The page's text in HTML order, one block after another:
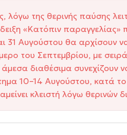
λόγω της θερινής παύσης
«Κατόπιν
31 Αυγούστου θα αρχίσουν
του Σεπτεμβρίου, με
διαθέσιμα συνεχίζουν
10–14 Αυγούστου, κατά
κλειστή λόγω θερινών